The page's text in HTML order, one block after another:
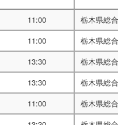
11:00 栃木県総
11:00 栃木県総
13:30 栃木県総
13:30 栃木県総
11:00 栃木県総